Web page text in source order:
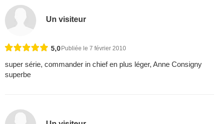
Un visiteur
5,0Publiée le 7 février 2010
super série, commander in chief en plus léger, Anne Consigny
superbe